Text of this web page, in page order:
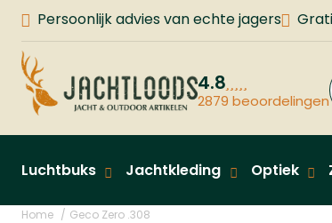
Persoonlijk advies van echte jagers
4.8
2879 beoordelingen
Luchtbuks Jachtkleding Optiek
Home Geco Zero .308